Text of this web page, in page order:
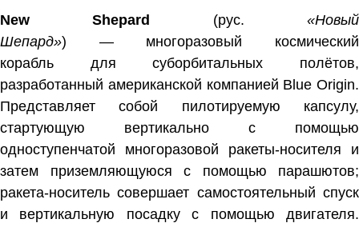
New Shepard
(рус.
«Новый
Шепард») —
многоразовый космический
корабль
для суборбитальных полётов,
разработанный американской компанией Blue Origin.
Представляет собой пилотируемую капсулу,
стартующую вертикально с помощью
одноступенчатой многоразовой
ракеты-носителя
и
затем приземляющуюся с помощью
парашютов;
ракета-носитель совершает самостоятельный спуск
и вертикальную посадку с помощью двигателя.